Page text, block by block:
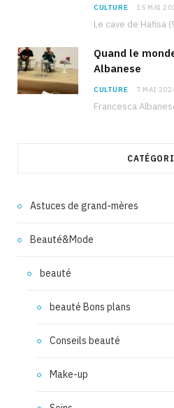
CULTURE 15 MAI
Quand le
Albanese
CULTURE 7 MAI
Astuces de grand-mères
Beauté&Mode
beauté
beauté Bons plans
Conseils beauté
Make-up